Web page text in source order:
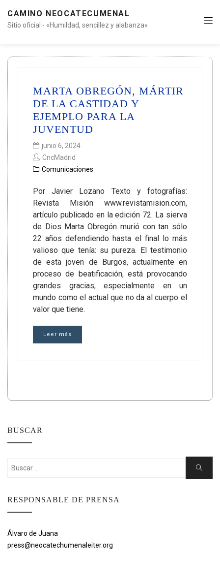
CAMINO NEOCATECUMENAL
Sitio oficial - «Humildad, sencillez y alabanza»
MARTA OBREGÓN, MÁRTIR
DE LA CASTIDAD Y
EJEMPLO PARA LA
JUVENTUD
junio 6, 2024
CncMadrid
Comunicaciones
Por Javier Lozano Texto y fotografías:
Revista Misión www.revistamision.com,
artículo publicado en la edición 72. La sierva
de Dios Marta Obregón murió con tan sólo
22 años defendiendo hasta el final lo más
valioso que tenía: su pureza. El testimonio
de esta joven de Burgos, actualmente en
proceso de beatificación, está provocando
grandes gracias, especialmente en un
mundo como el actual que no da al cuerpo el
valor que tiene.
Leer más
BUSCAR
Buscar:
Buscar
RESPONSABLE DE PRENSA
Álvaro de Juana
press@neocatechumenaleiter.org